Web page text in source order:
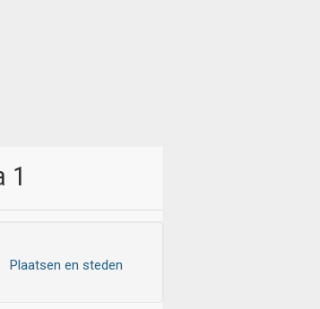
1
Plaatsen en steden